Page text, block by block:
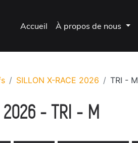
Accueil À propos de nous
SILLON X-RACE 2026 TRI - M
2026 - TRI - M